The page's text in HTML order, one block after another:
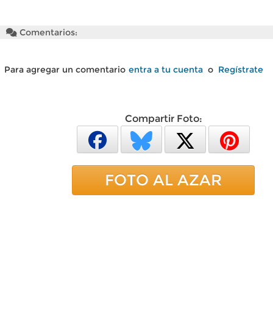
Comentarios:
Para agregar un comentario entra a tu cuenta o Regístrate
Compartir Foto:
FOTO AL AZAR